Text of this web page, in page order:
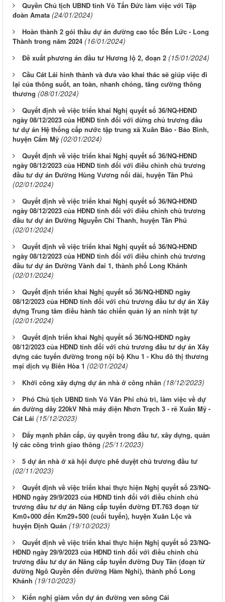
Quyền Chủ tịch UBND tỉnh Võ Tấn Đức làm việc với Tập
đoàn Amata (24/01/2024)
Hoàn thành 2 gói thầu dự án đường cao tốc Bến Lức - Long
Thành trong năm 2024 (16/01/2024)
Đề xuất phương án đầu tư Hương lộ 2, đoạn 2 (15/01/2024)
Cầu Cát Lái hình thành và đưa vào khai thác sẽ giúp việc đi
lại của thông suốt, an toàn, nhanh chóng, tăng cường thông
thương (08/01/2024)
Quyết định về việc triển khai Nghị quyết số 36/NQ-HĐND
ngày 08/12/2023 của HĐND tỉnh đối với dừng chủ trương đầu
tư dự án Hệ thống cấp nước tập trung xã Xuân Bảo - Bảo Bình,
huyện Cẩm Mỹ (02/01/2024)
Quyết định về việc triển khai Nghị quyết số 36/NQ-HĐND
ngày 08/12/2023 của HĐND tỉnh đối với điều chỉnh chủ trương
đầu tư dự án Đường Hùng Vương nối dài, huyện Tân Phú
(02/01/2024)
Quyết định về việc triển khai Nghị quyết số 36/NQ-HĐND
ngày 08/12/2023 của HĐND tỉnh đối với điều chỉnh chủ trương
đầu tư dự án Đường Nguyễn Chí Thanh, huyện Tân Phú
(02/01/2024)
Quyết định về việc triển khai Nghị quyết số 36/NQ-HĐND
ngày 08/12/2023 của HĐND tỉnh đối với điều chỉnh chủ trương
đầu tư dự án Đường Vành đai 1, thành phố Long Khánh
(02/01/2024)
Quyết định triển khai Nghị quyết số 36/NQ-HĐND ngày
08/12/2023 của HĐND tỉnh đối với chủ trương đầu tư dự án Xây
dựng Trung tâm điều hành tác chiến quản lý an ninh trật tự
(02/01/2024)
Quyết định triển khai Nghị quyết số 36/NQ-HĐND ngày
08/12/2023 của HĐND tỉnh đối với chủ trương đầu tư dự án Xây
dựng các tuyến đường trong nội bộ Khu 1 - Khu đô thị thương
mại dịch vụ Biên Hòa 1 (02/01/2024)
Khởi công xây dựng dự án nhà ở công nhân (18/12/2023)
Phó Chủ tịch UBND tỉnh Võ Văn Phi chủ trì, làm việc về dự
án đường dây 220kV Nhà máy điện Nhơn Trạch 3 - rẽ Xuân Mỹ -
Cát Lái (15/12/2023)
Đẩy mạnh phân cấp, ủy quyền trong đầu tư, xây dựng, quản
lý các công trình giao thông (25/11/2023)
5 dự án nhà ở xã hội được phê duyệt chủ trương đầu tư
(02/11/2023)
Quyết định về việc triển khai thực hiện Nghị quyết số 23/NQ-
HĐND ngày 29/9/2023 của HĐND tỉnh đối với điều chỉnh chủ
trương đầu tư dự án Nâng cấp tuyến đường ĐT.763 đoạn từ
Km0+000 đến Km29+500 (cuối tuyến), huyện Xuân Lộc và
huyện Định Quán (19/10/2023)
Quyết định về việc triển khai thực hiện Nghị quyết số 23/NQ-
HĐND ngày 29/9/2023 của HĐND tỉnh đối với điều chỉnh chủ
trương đầu tư dự án Nâng cấp tuyến đường Duy Tân (đoạn từ
đường Ngô Quyền đến đường Hàm Nghi), thành phố Long
Khánh (19/10/2023)
Kiến nghị giảm vốn dự án đường ven sông Cái